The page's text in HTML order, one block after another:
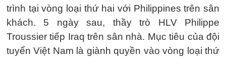
trình tại vòng loại thứ hai với Philippines trên sân
khách. 5 ngày sau, thầy trò HLV Philippe
Troussier tiếp Iraq trên sân nhà. Mục tiêu của đội
tuyển Việt Nam là giành quyền vào vòng loại thứ